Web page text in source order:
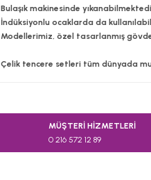
Bulaşık makinesinde
İndüksiyonlu ocaklarda da
Modellerimiz, özel tasarlanmış
Çelik tencere setleri tüm dünyada
Bu ürünün fiyat bilgisi, resim,
Görüş ve önerileriniz için teşekkür
MÜŞTERİ HİZMETLERİ
0 216 572 12 89